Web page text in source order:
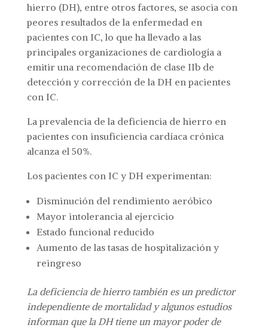
hierro (DH), entre otros factores, se asocia con
peores resultados de la enfermedad en
pacientes con IC, lo que ha llevado a las
principales organizaciones de cardiología a
emitir una recomendación de clase IIb de
detección y corrección de la DH en pacientes
con IC.
La prevalencia de la deficiencia de hierro en
pacientes con insuficiencia cardíaca crónica
alcanza el 50%.
Los pacientes con IC y DH experimentan:
Disminución del rendimiento aeróbico
Mayor intolerancia al ejercicio
Estado funcional reducido
Aumento de las tasas de hospitalización y
reingreso
La deficiencia de hierro también es un predictor
independiente de mortalidad y algunos estudios
informan que la DH tiene un mayor poder de